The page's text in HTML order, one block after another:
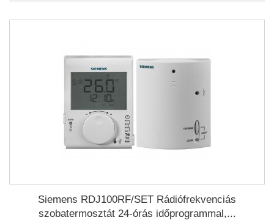
Siemens RDJ100RF/SET Rádiófrekvenciás
szobatermosztát 24-órás időprogrammal,...